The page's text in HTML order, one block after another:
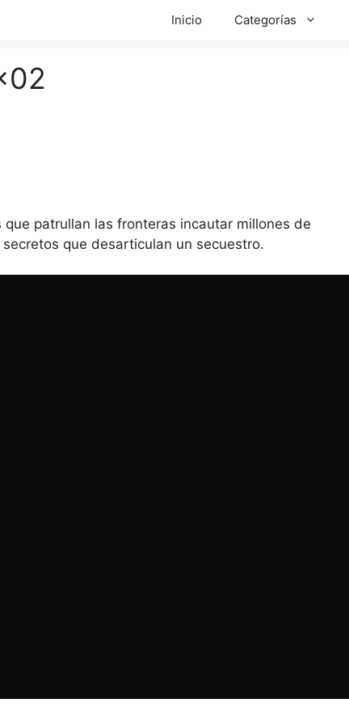
Inicio Categorías
patrullan las fronteras incautar millones de
que desarticulan un secuestro.